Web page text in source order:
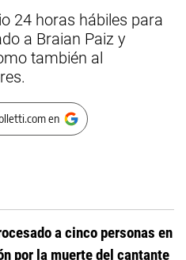
24 horas hábiles para
a Braian Paiz y
también al
en
a cinco personas en
por la muerte del cantante